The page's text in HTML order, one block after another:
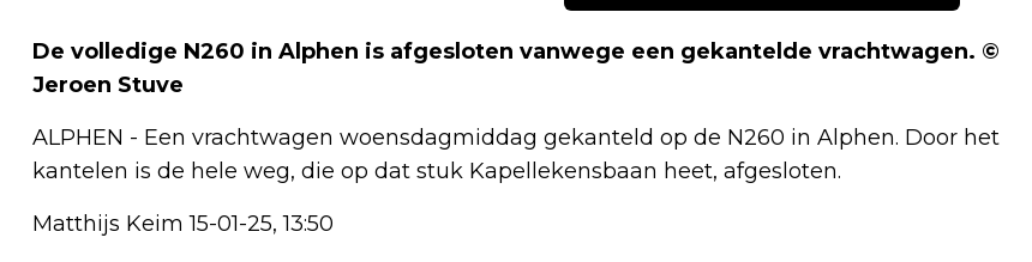
De volledige N260 in Alphen is afgesloten vanwege een gekantelde vrachtwagen. ©
Jeroen Stuve
ALPHEN - Een vrachtwagen woensdagmiddag gekanteld op de N260 in Alphen. Door het
kantelen is de hele weg, die op dat stuk Kapellekensbaan heet, afgesloten.
Matthijs Keim 15-01-25, 13:50